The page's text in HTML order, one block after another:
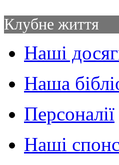
Клубне життя
Наші
Наша
Персоналії
Наші